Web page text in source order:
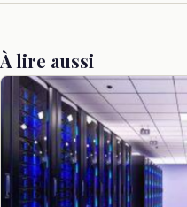
À lire aussi